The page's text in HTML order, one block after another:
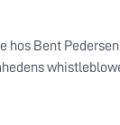
Bent